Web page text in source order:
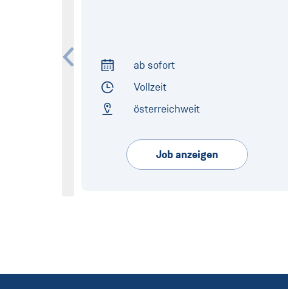
Arbeitsbeginn
ab sofort
Arbeitszeit
Vollzeit
österreichweit
Job anzeigen